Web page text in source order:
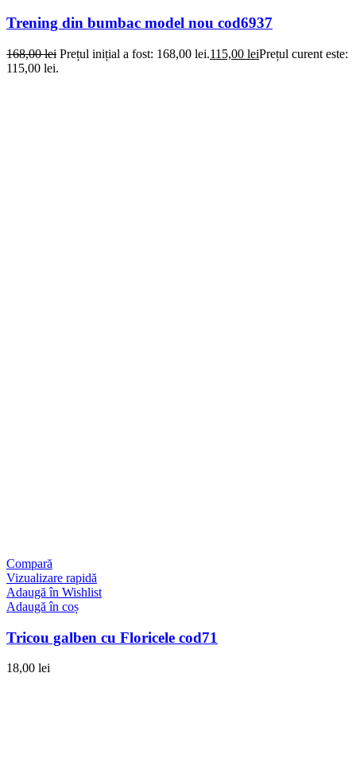
Trening din bumbac model nou cod6937
168,00lei Prețul inițial a fost: 168,00 lei.115,00 leiPrețul curent este:
115,00 lei.
Compară
Vizualizare rapidă
Adaugă în Wishlist
Adaugă în coș
Tricou galben cu Floricele cod71
18,00 lei